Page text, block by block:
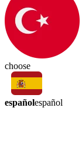
choose
españolespañol